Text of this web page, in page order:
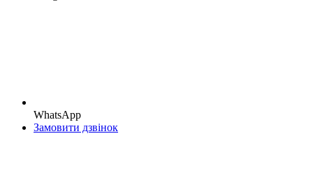
WhatsApp
Замовити дзвінок